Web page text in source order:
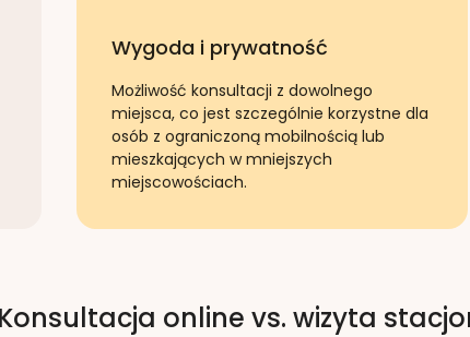
Wygoda i prywatność
Możliwość konsultacji z dowolnego
miejsca, co jest szczególnie korzystne dla
osób z ograniczoną mobilnością lub
mieszkających w mniejszych
miejscowościach.
Konsultacja online vs. wizyta